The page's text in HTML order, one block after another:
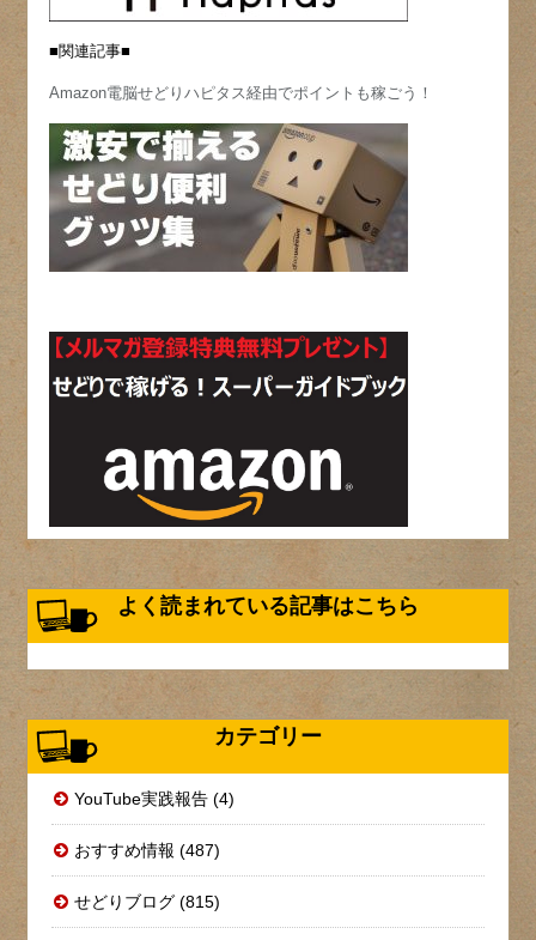
■関連記事■
Amazon電脳せどりハピタス経由でポイントも稼ごう！
よく読まれている記事はこちら
カテゴリー
YouTube実践報告 (4)
おすすめ情報 (487)
せどりブログ (815)